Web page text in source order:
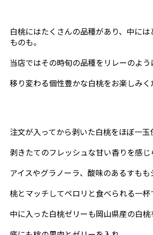
白桃にはたくさんの品種があり、中には
ものも。
当店ではその時旬の品種をリレーのよう
移り変わる個性豊かな白桃をお楽しみく
注文が入ってから剥いた白桃をほぼ一玉
剥きたてのフレッシュな甘い香りを感
アイスやグラノーラ、酸味のあるすもも
桃とマッチしてペロリと食べられる一杯
中に入った白桃ゼリーも岡山県産の白桃